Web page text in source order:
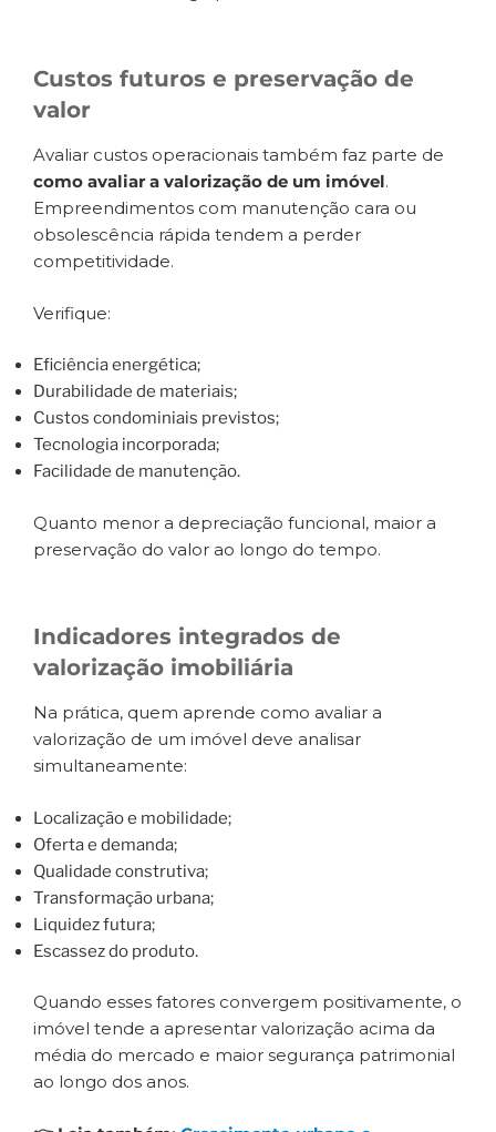
Custos futuros e preservação de
valor
Avaliar custos operacionais também faz parte de
como avaliar a valorização de um imóvel.
Empreendimentos com manutenção cara ou
obsolescência rápida tendem a perder
competitividade.
Verifique:
Eficiência energética;
Durabilidade de materiais;
Custos condominiais previstos;
Tecnologia incorporada;
Facilidade de manutenção.
Quanto menor a depreciação funcional, maior a
preservação do valor ao longo do tempo.
Indicadores integrados de
valorização imobiliária
Na prática, quem aprende como avaliar a
valorização de um imóvel deve analisar
simultaneamente:
Localização e mobilidade;
Oferta e demanda;
Qualidade construtiva;
Transformação urbana;
Liquidez futura;
Escassez do produto.
Quando esses fatores convergem positivamente, o
imóvel tende a apresentar valorização acima da
média do mercado e maior segurança patrimonial
ao longo dos anos.